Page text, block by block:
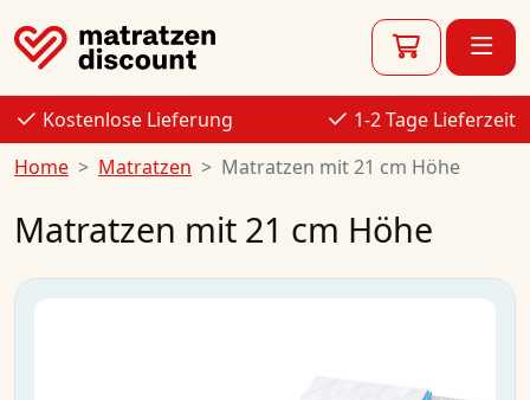
Kostenlose Lieferung
1-2 Tage Lieferzeit
Home
Matratzen Matratzen mit 21 cm Höhe
Matratzen mit 21 cm Höhe